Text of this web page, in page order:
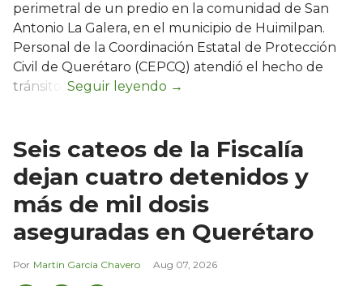
perimetral de un predio en la comunidad de San
Antonio La Galera, en el municipio de Huimilpan.
Personal de la Coordinación Estatal de Protección
Civil de Querétaro (CEPCQ) atendió el hecho de
tránsito.
Seis cateos de la Fiscalía
dejan cuatro detenidos y
más de mil dosis
aseguradas en Querétaro
Martín García Chavero Aug 07, 2026